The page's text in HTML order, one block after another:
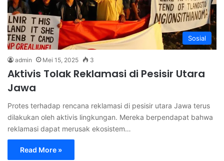
Sosial
admin Mei 15, 2025 3
Aktivis Tolak Reklamasi di Pesisir Utara
Jawa
Protes terhadap rencana reklamasi di pesisir utara Jawa terus
dilakukan oleh aktivis lingkungan. Mereka berpendapat bahwa
reklamasi dapat merusak ekosistem…
Read More »